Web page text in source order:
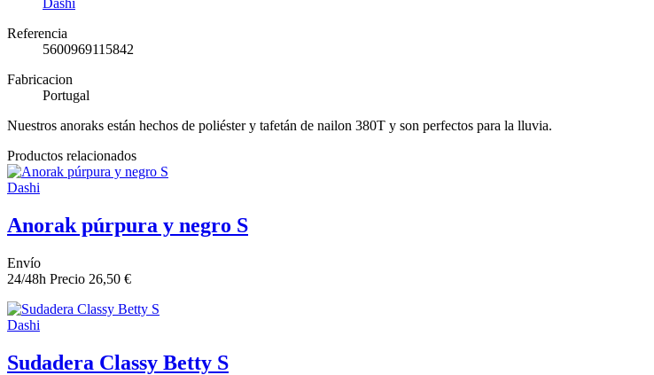
Dashi
Referencia
5600969115842
Fabricacion
Portugal
Nuestros anoraks están hechos de poliéster y tafetán de nailon 380T y son perfectos para la lluvia.
Productos relacionados
Dashi
Anorak púrpura y negro S
Envío
24/48h Precio 26,50 €
Dashi
Sudadera Classy Betty S